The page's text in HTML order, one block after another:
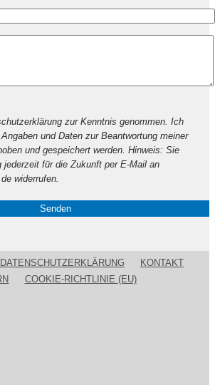
zur Kenntnis genommen. Ich
und Daten zur Beantwortung meiner
und gespeichert werden. Hinweis: Sie
jederzeit für die Zukunft per E-Mail an
widerrufen.
DATENSCHUTZERKLÄRUNG
KONTAKT
COOKIE-RICHTLINIE (EU)